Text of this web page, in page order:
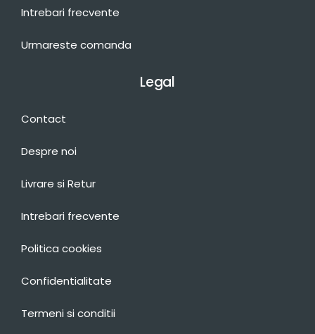
Intrebari frecvente
Urmareste comanda
Legal
Contact
Despre noi
Livrare si Retur
Intrebari frecvente
Politica cookies
Confidentialitate
Termeni si conditii